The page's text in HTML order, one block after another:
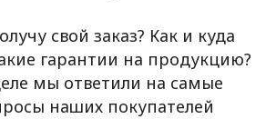
свой заказ? Как и куда
гарантии на продукцию?
мы ответили на самые
наших покупателей